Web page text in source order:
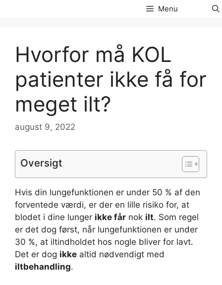
Menu
Hvorfor må KOL
patienter ikke få for
meget ilt?
august 9, 2022
Oversigt
Hvis din lungefunktionen er under 50 % af den
forventede værdi, er der en lille risiko for, at
blodet i dine lunger ikke får nok ilt. Som regel
er det dog først, når lungefunktionen er under
30 %, at iltindholdet hos nogle bliver for lavt.
Det er dog ikke altid nødvendigt med
iltbehandling.